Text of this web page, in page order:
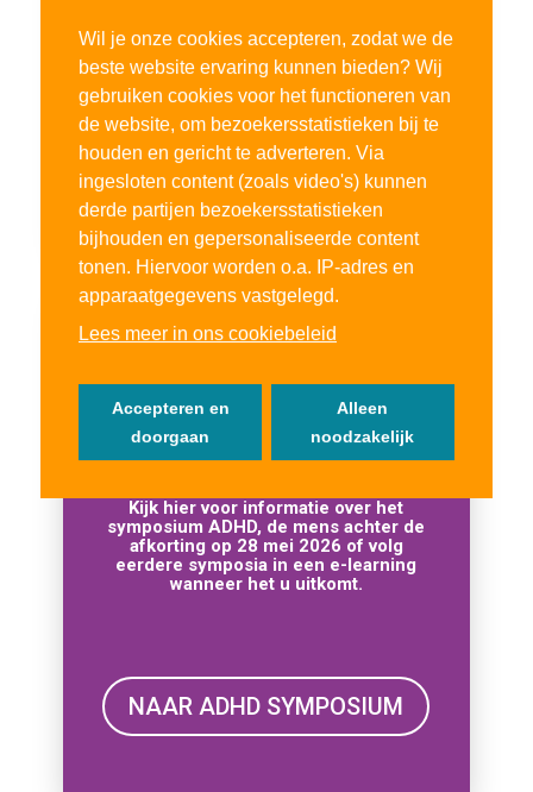
Wil je onze cookies accepteren, zodat we de
beste website ervaring kunnen bieden? Wij
gebruiken cookies voor het functioneren van
de website, om bezoekersstatistieken bij te
houden en gericht te adverteren. Via
ingesloten content (zoals video's) kunnen
derde partijen bezoekersstatistieken
bijhouden en gepersonaliseerde content
tonen. Hiervoor worden o.a. IP-adres en
apparaatgegevens vastgelegd.
Lees meer in ons cookiebeleid
Accepteren en
doorgaan
Alleen
noodzakelijk
NAAR NEFROLOGIE
SYMPOSIUM
ADHD
Kijk hier voor informatie over het
symposium ADHD, de mens achter de
afkorting op 28 mei 2026 of volg
eerdere symposia in een e-learning
wanneer het u uitkomt.
NAAR ADHD SYMPOSIUM